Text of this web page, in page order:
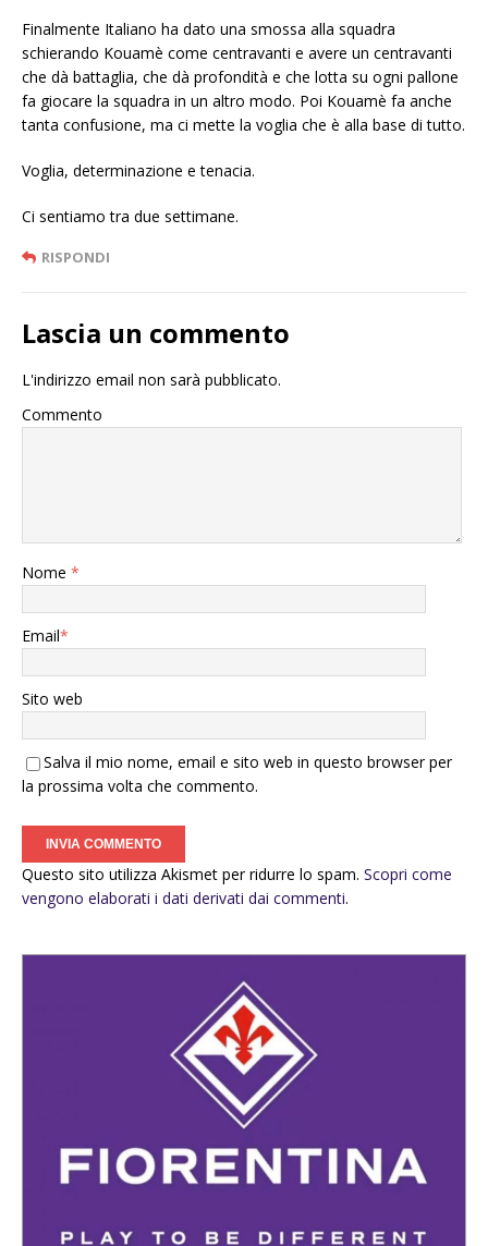
Finalmente Italiano ha dato una smossa alla squadra
schierando Kouamè come centravanti e avere un centravanti
che dà battaglia, che dà profondità e che lotta su ogni pallone
fa giocare la squadra in un altro modo. Poi Kouamè fa anche
tanta confusione, ma ci mette la voglia che è alla base di tutto.
Voglia, determinazione e tenacia.
Ci sentiamo tra due settimane.
RISPONDI
Lascia un commento
L'indirizzo email non sarà pubblicato.
Commento
Nome *
Email*
Sito web
Salva il mio nome, email e sito web in questo browser per
la prossima volta che commento.
Questo sito utilizza Akismet per ridurre lo spam. Scopri come
vengono elaborati i dati derivati dai commenti.